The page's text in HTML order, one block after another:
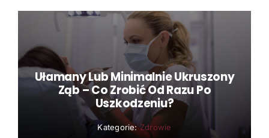
Ułamany Lub Minimalnie Ukruszony
Ząb – Co Zrobić Od Razu Po
Uszkodzeniu?
Kategorie:Zdrowie